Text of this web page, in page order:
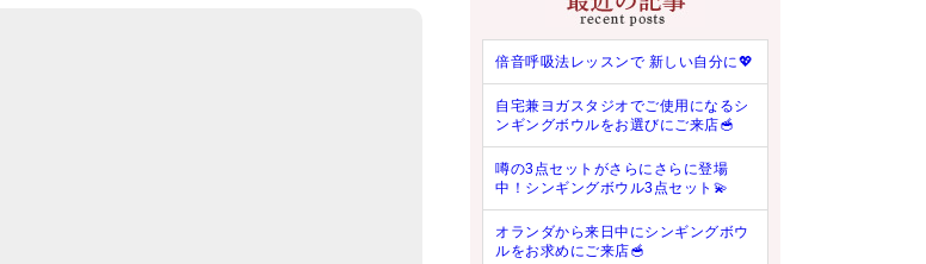
倍音呼吸法レッスンで 新しい自分に💖
自宅兼ヨガスタジオでご使用になるシ
ンギングボウルをお選びにご来店🥣
噂の3点セットがさらにさらに登場
中！シンギングボウル3点セット💫
オランダから来日中にシンギングボウ
ルをお求めにご来店🥣